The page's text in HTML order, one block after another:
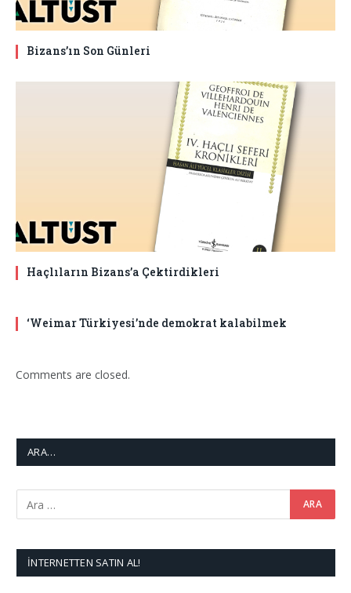
Bizans’ın Son Günleri
Haçlıların Bizans’a Çektirdikleri
‘Weimar Türkiyesi’nde demokrat kalabilmek
Comments are closed.
ARA…
İNTERNETTEN SATIN AL!